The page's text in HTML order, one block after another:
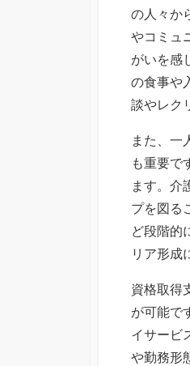
の人々か
やコミュ
がいを感
の食事や
談やレク
また、一
も重要で
ます。介
プを図る
ど段階的
リア形成
資格取得
が可能で
イサービ
や勤務形